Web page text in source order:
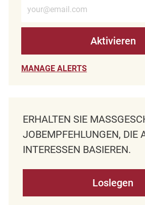
Aktivieren
MANAGE ALERTS
ERHALTEN SIE
OBEMPFEHLUNGEN, DIE
NTERESSEN BASIEREN.
Loslegen